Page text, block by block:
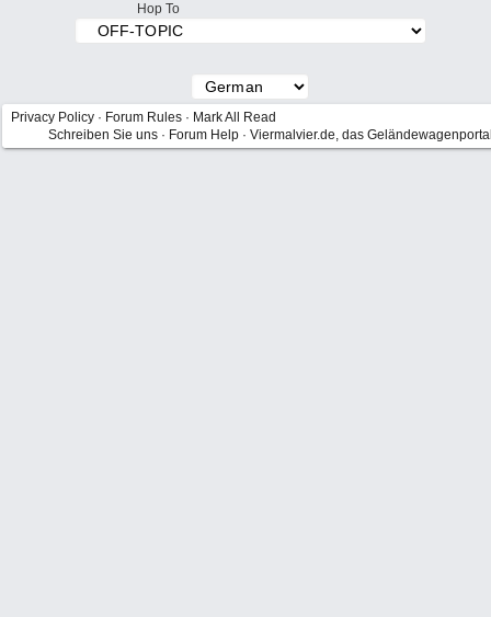
Hop To
Privacy Policy · Forum Rules · Mark All Read
Schreiben Sie uns · Forum Help · Viermalvier.de, das